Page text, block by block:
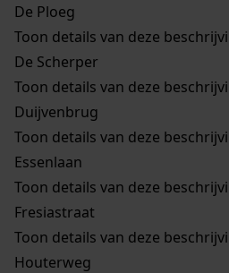
De Ploeg
Toon details van deze
De Scherper
Toon details van deze
Duijvenbrug
Toon details van deze
Essenlaan
Toon details van deze
Fresiastraat
Toon details van deze
Houterweg